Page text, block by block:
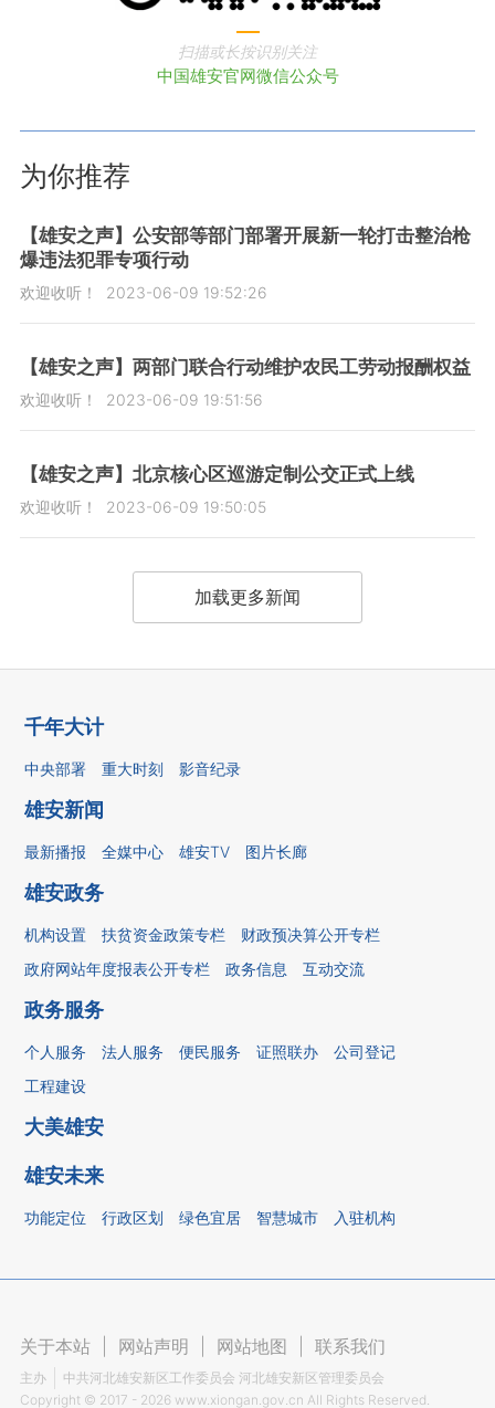
扫描或长按识别关注
中国雄安官网微信公众号
为你推荐
【雄安之声】公安部等部门部署开展新一轮打击整治枪
爆违法犯罪专项行动
欢迎收听！ 2023-06-09 19:52:26
【雄安之声】两部门联合行动维护农民工劳动报酬权益
欢迎收听！ 2023-06-09 19:51:56
【雄安之声】北京核心区巡游定制公交正式上线
欢迎收听！ 2023-06-09 19:50:05
加载更多新闻
千年大计
中央部署 重大时刻 影音纪录
雄安新闻
最新播报 全媒中心 雄安TV 图片长廊
雄安政务
机构设置 扶贫资金政策专栏
财政预决算公开专栏
政府网站年度报表公开专栏
政务信息 互动交流
政务服务
个人服务 法人服务 便民服务 证照联办
公司登记
工程建设
大美雄安
雄安未来
功能定位 行政区划 绿色宜居 智慧城市 入驻机构
关于本站 网站声明 网站地图 联系我们
主办
中共河北雄安新区工作委员会 河北雄安新区管理委员会
Copyright © 2017 - 2026 www.xiongan.gov.cn All Rights Reserved.